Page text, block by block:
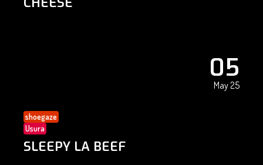
05
May 25
shoegaze
Usura
SLEEPY LA BEEF